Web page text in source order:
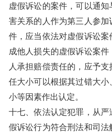
虚假诉讼的案件，可以通
害关系的人作为第三人参
件，应当依法对虚假诉讼
成他人损失的虚假诉讼案
人承担赔偿责任的，应予
任大小可以根据其过错大
小等因素作出认定。
十七、依法认定犯罪，从
假诉讼行为符合刑法和司